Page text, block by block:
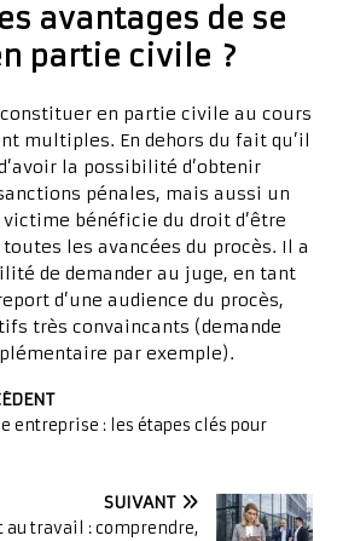
avantages de se
partie civile ?
constituer en partie civile au cours
multiples. En dehors du fait qu’il
la possibilité d’obtenir
pénales, mais aussi un
bénéficie du droit d’être
les avancées du procès. Il a
de demander au juge, en tant
d’une audience du procès,
très convaincants (demande
par exemple).
entreprise : les étapes clés pour
SUIVANT
au travail : comprendre,